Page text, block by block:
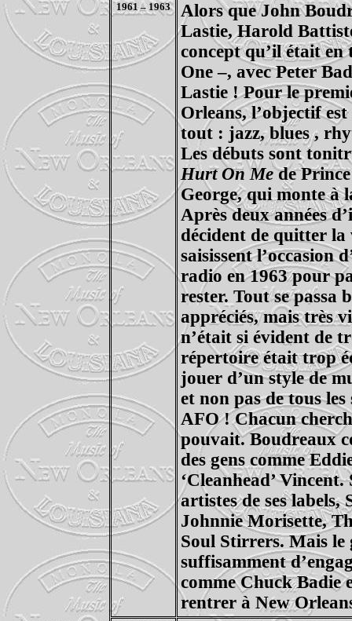
1961 – 1963
Alors que John
Lastie, Harold
concept qu’il était
One –, avec Peter
Lastie ! Pour le
Orleans, l’objectif
tout : jazz, blues ,
Les débuts sont
Hurt On Mede
George, qui monte à
Après deux années
décident de quitter la
saisissent l’occasion
radio en 1963 pour
rester. Tout se passa
appréciés, mais très
n’était si évident de
répertoire était trop
jouer d’un style de
et non pas de tous
AFO ! Chacun
pouvait. Boudreaux
des gens comme
‘Cleanhead’
artistes de ses
Johnnie Morisette,
Soul Stirrers. Mais le
suffisamment
comme Chuck Badie
rentrer à New